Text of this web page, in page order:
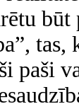
paši